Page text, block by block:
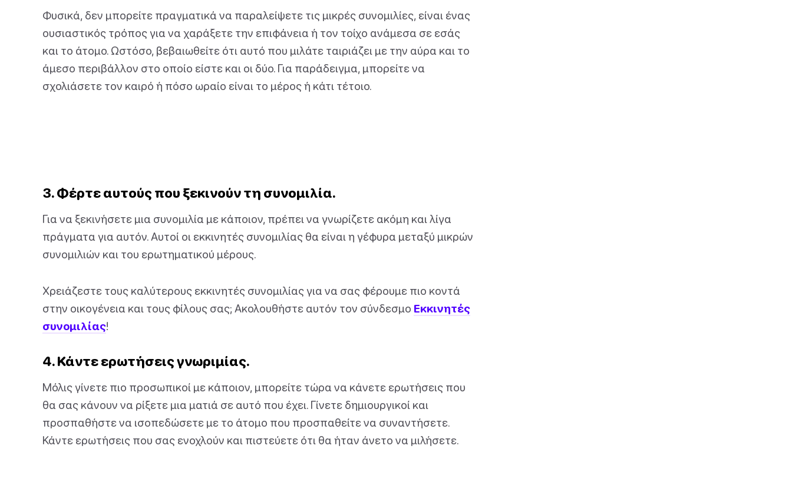
Φυσικά, δεν μπορείτε πραγματικά να παραλείψετε τις μικρές συνομιλίες, είναι ένας
ουσιαστικός τρόπος για να χαράξετε την επιφάνεια ή τον τοίχο ανάμεσα σε εσάς
και το άτομο. Ωστόσο, βεβαιωθείτε ότι αυτό που μιλάτε ταιριάζει με την αύρα και το
άμεσο περιβάλλον στο οποίο είστε και οι δύο. Για παράδειγμα, μπορείτε να
σχολιάσετε τον καιρό ή πόσο ωραίο είναι το μέρος ή κάτι τέτοιο.
3. Φέρτε αυτούς που ξεκινούν τη συνομιλία.
Για να ξεκινήσετε μια συνομιλία με κάποιον, πρέπει να γνωρίζετε ακόμη και λίγα
πράγματα για αυτόν. Αυτοί οι εκκινητές συνομιλίας θα είναι η γέφυρα μεταξύ μικρών
συνομιλιών και του ερωτηματικού μέρους.
Χρειάζεστε τους καλύτερους εκκινητές συνομιλίας για να σας φέρουμε πιο κοντά
στην οικογένεια και τους φίλους σας; Ακολουθήστε αυτόν τον σύνδεσμο Εκκινητές
συνομιλίας!
4. Κάντε ερωτήσεις γνωριμίας.
Μόλις γίνετε πιο προσωπικοί με κάποιον, μπορείτε τώρα να κάνετε ερωτήσεις που
θα σας κάνουν να ρίξετε μια ματιά σε αυτό που έχει. Γίνετε δημιουργικοί και
προσπαθήστε να ισοπεδώσετε με το άτομο που προσπαθείτε να συναντήσετε.
Κάντε ερωτήσεις που σας ενοχλούν και πιστεύετε ότι θα ήταν άνετο να μιλήσετε.